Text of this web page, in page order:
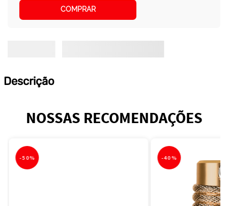
COMPRAR
Descrição
NOSSAS RECOMENDAÇÕES
-50% -40%